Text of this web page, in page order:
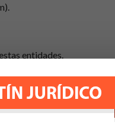
entidades.
certificado bajo este o
al mercado sobre los
y capacidad